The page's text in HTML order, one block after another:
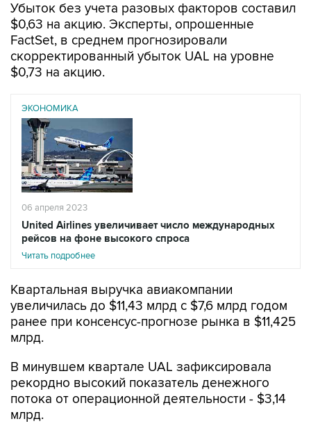
Убыток без учета разовых факторов составил
$0,63 на акцию. Эксперты, опрошенные
FactSet, в среднем прогнозировали
скорректированный убыток UAL на уровне
$0,73 на акцию.
ЭКОНОМИКА
06 апреля 2023
United Airlines увеличивает число международных
рейсов на фоне высокого спроса
Читать подробнее
Квартальная выручка авиакомпании
увеличилась до $11,43 млрд с $7,6 млрд годом
ранее при консенсус-прогнозе рынка в $11,425
млрд.
В минувшем квартале UAL зафиксировала
рекордно высокий показатель денежного
потока от операционной деятельности - $3,14
млрд.